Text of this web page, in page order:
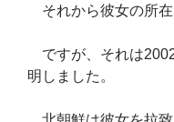
それから彼女の所在
ですが、それは
明しました。